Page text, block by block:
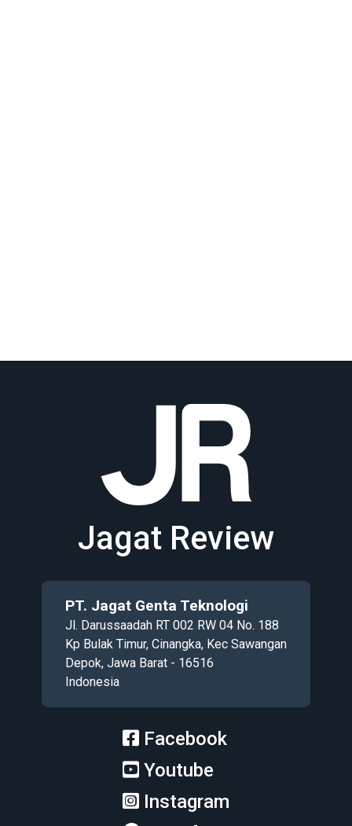
Jagat Review
PT. Jagat Genta Teknologi
Jl. Darussaadah RT 002 RW 04 No. 188
Kp Bulak Timur, Cinangka, Kec Sawangan
Depok, Jawa Barat - 16516
Indonesia
Facebook
Youtube
Instagram